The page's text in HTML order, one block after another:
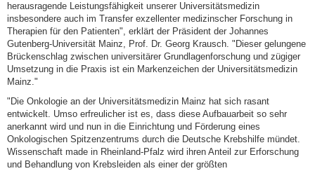
herausragende Leistungsfähigkeit unserer Universitätsmedizin
insbesondere auch im Transfer exzellenter medizinscher Forschung in
Therapien für den Patienten", erklärt der Präsident der Johannes
Gutenberg-Universität Mainz, Prof. Dr. Georg Krausch. "Dieser gelungene
Brückenschlag zwischen universitärer Grundlagenforschung und zügiger
Umsetzung in die Praxis ist ein Markenzeichen der Universitätsmedizin
Mainz."
"Die Onkologie an der Universitätsmedizin Mainz hat sich rasant
entwickelt. Umso erfreulicher ist es, dass diese Aufbauarbeit so sehr
anerkannt wird und nun in die Einrichtung und Förderung eines
Onkologischen Spitzenzentrums durch die Deutsche Krebshilfe mündet.
Wissenschaft made in Rheinland-Pfalz wird ihren Anteil zur Erforschung
und Behandlung von Krebsleiden als einer der größten